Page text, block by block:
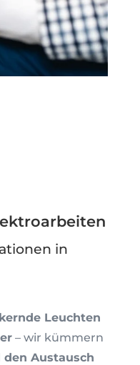
in
Leuchten
– wir kümmern
Austausch